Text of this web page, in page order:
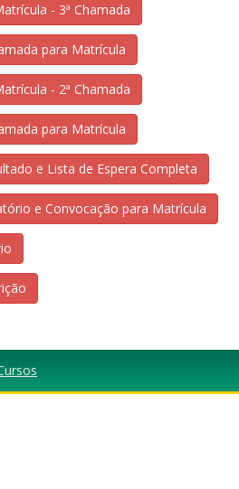
- 3ª Chamada
para Matrícula
- 2ª Chamada
para Matrícula
e Lista de Espera Completa
e Convocação para Matrícula